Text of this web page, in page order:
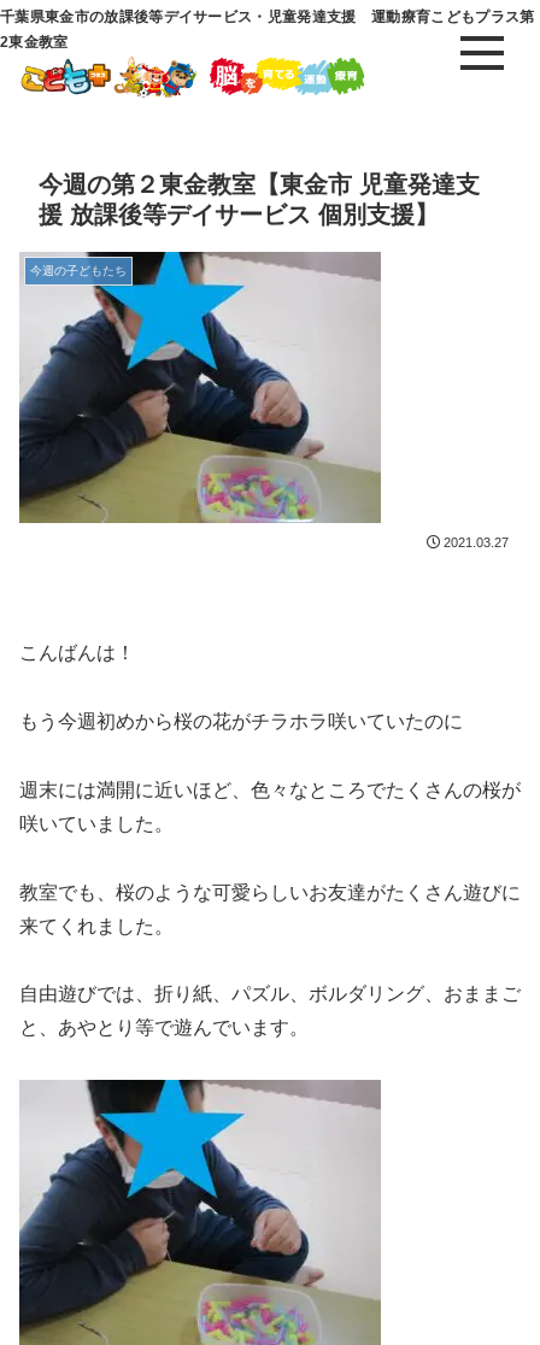
千葉県東金市の放課後等デイサービス・児童発達支援 運動療育こどもプラス第
2東金教室
今週の第２東金教室【東金市 児童発達支
援 放課後等デイサービス 個別支援】
今週の子どもたち
2021.03.27
こんばんは！
もう今週初めから桜の花がチラホラ咲いていたのに
週末には満開に近いほど、色々なところでたくさんの桜が
咲いていました。
教室でも、桜のような可愛らしいお友達がたくさん遊びに
来てくれました。
自由遊びでは、折り紙、パズル、ボルダリング、おままご
と、あやとり等で遊んでいます。